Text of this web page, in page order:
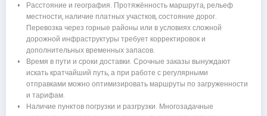
Расстояние и география. Протяжённость маршрута, рельеф
местности, наличие платных участков, состояние дорог.
Перевозка через горные районы или в условиях сложной
дорожной инфраструктуры требует корректировок и
дополнительных временных запасов.
Время в пути и сроки доставки. Срочные заказы вынуждают
искать кратчайший путь, а при работе с регулярными
отправками можно оптимизировать маршруты по загруженности
и тарифам.
Наличие пунктов погрузки и разгрузки. Многозадачные